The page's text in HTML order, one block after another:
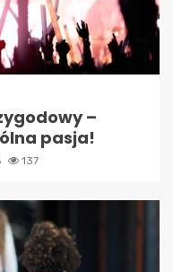
–
pasja!
137